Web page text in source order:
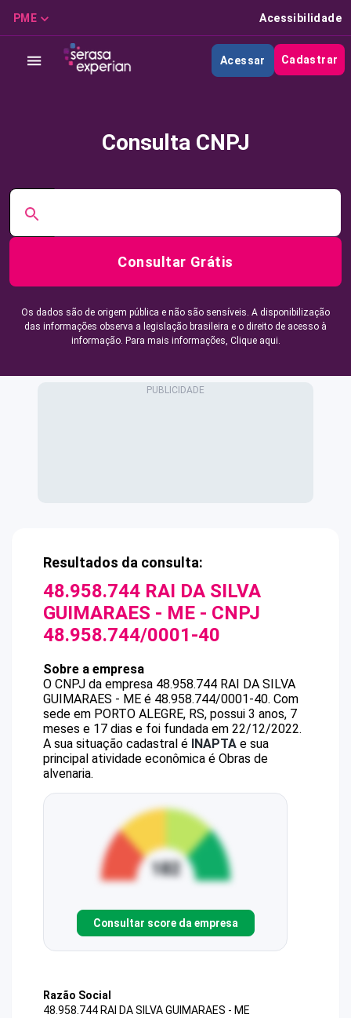
PME Acessibilidade
Acessar Cadastrar
Consulta CNPJ
Consultar Grátis
Os dados são de origem pública e não são sensíveis. A disponibilização
das informações observa a legislação brasileira e o direito de acesso à
informação. Para mais informações, Clique aqui.
Resultados da consulta:
48.958.744 RAI DA SILVA
GUIMARAES - ME - CNPJ
48.958.744/0001-40
Sobre a empresa
O CNPJ da empresa 48.958.744 RAI DA SILVA
GUIMARAES - ME é 48.958.744/0001-40. Com
sede em PORTO ALEGRE, RS, possui 3 anos, 7
meses e 17 dias e foi fundada em 22/12/2022.
A sua situação cadastral é INAPTA e sua
principal atividade econômica é Obras de
alvenaria.
Consultar score da empresa
Razão Social
48.958.744 RAI DA SILVA GUIMARAES - ME